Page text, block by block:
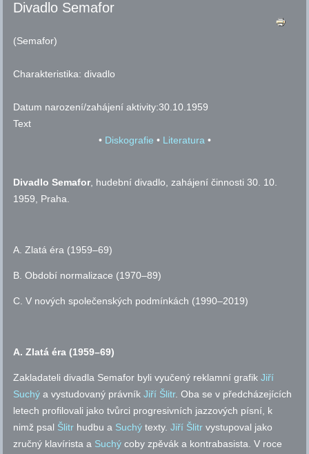
Divadlo Semafor
(Semafor)
Charakteristika:divadlo
Datum narození/zahájení aktivity:30.10.1959
Text
• Diskografie • Literatura•
Divadlo Semafor, hudební divadlo, zahájení činnosti 30. 10.
1959, Praha.
A. Zlatá éra (1959–69)
B. Období normalizace (1970–89)
C. V nových společenských podmínkách (1990–2019)
A. Zlatá éra (1959–69)
Zakladateli divadla Semafor byli vyučený reklamní grafikJiří
Suchý a vystudovaný právníkJiří Šlitr. Oba se v předcházejících
letech profilovali jako tvůrci progresivních jazzových písní, k
nimž psal Šlitr hudbu a Suchý texty.Jiří Šlitr vystupoval jako
zručný klavírista a Suchý coby zpěvák a kontrabasista. V roce